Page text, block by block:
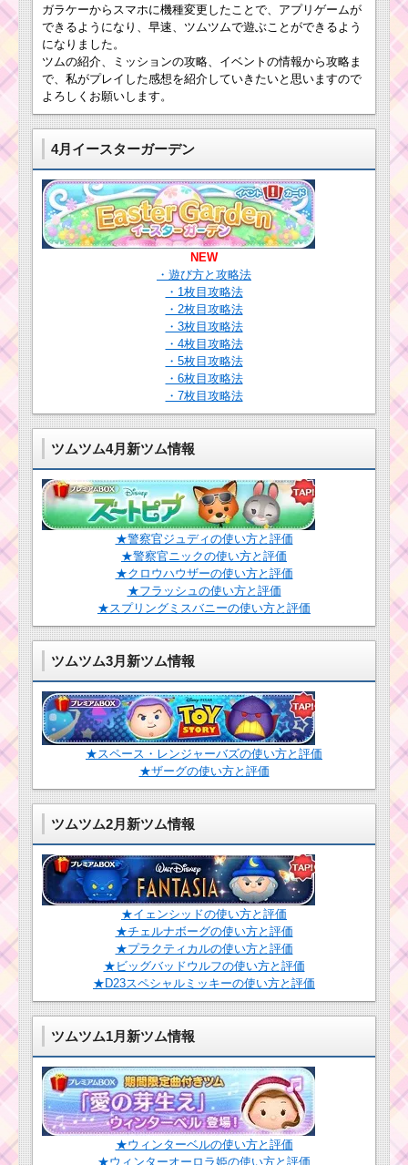
ツムツムキャラクタ
ー！クリスマスデイジ
ーの基礎情報とスキル
は？
ツムツムキャラ
クター！シンデ
レラの基礎情報
とスキル画像･高
得点をだすに
ツムツムキャラクタ
ー！プリンスチャーミ
ングの基礎情報とスキ
ル画像･高得点をだすに
は？
ー姫の使い方と
スキル動画｜ツ
ム変化系で初心
者向け
ム
ラ
ー！メーターの基礎情
報とスキル画像･高得点
をだすには？
ー！ピノキオの基礎情
報とスキル画像･高得点
をだすには？
ツムツム！メグ
の使い方とスキ
ル動画｜逆T字の
スキルは下のボ
ムに注意
ツムツム！ごき
げんプーの使い
｜可愛さと消去
数バツグン
ツムツム！ルミエー
ルの使い方とスキル動
画｜初心者向きで使い
やすい
ツムツム！マウイの
使い方とスキル動画｜3
つのスキルが発動され
る
クター！BB-8の
基礎情報とスキ
ル画像･高得点を
だすには？
ツムツムキャラクタ
ー！白雪姫の基礎情報
とスキル画像･高得点を
だすには？
クター！バンビ
の基礎情報とス
キル画像･高得点
をだすには？
ツムツム！デイヴ
ィ・ジョーンズの使い
方とスキル動画 高得点
を出すコツ
ツムツムキャラクタ
をだすには？
ツムツムキャラ
クター！ナラの
基礎情報とスキ
ル画像･高得点を
ガラケーからスマホに機種変更したことで、アプリゲームが
できるようになり、早速、ツムツムで遊ぶことができるよう
になりました。
ツムの紹介、ミッションの攻略、イベントの情報から攻略ま
で、私がプレイした感想を紹介していきたいと思いますので
よろしくお願いします。
4月イースターガーデン
NEW
・遊び方と攻略法
・1枚目攻略法
・2枚目攻略法
・3枚目攻略法
・4枚目攻略法
・5枚目攻略法
・6枚目攻略法
・7枚目攻略法
ツムツム4月新ツム情報
★警察官ジュディの使い方と評価
★警察官ニックの使い方と評価
★クロウハウザーの使い方と評価
★フラッシュの使い方と評価
★スプリングミスバニーの使い方と評価
ツムツム3月新ツム情報
★スペース・レンジャーバズの使い方と評価
★ザーグの使い方と評価
ツムツム2月新ツム情報
★イェンシッドの使い方と評価
★チェルナボーグの使い方と評価
★プラクティカルの使い方と評価
★ビッグバッドウルフの使い方と評価
★D23スペシャルミッキーの使い方と評価
ツムツム1月新ツム情報
★ウィンターベルの使い方と評価
★ウィンターオーロラ姫の使い方と評価